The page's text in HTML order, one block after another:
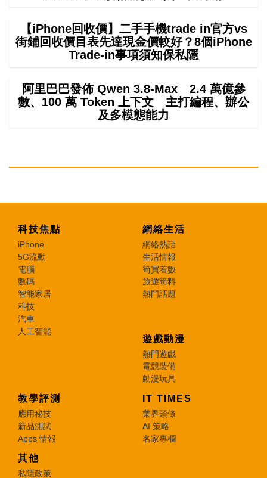
【iPhone回收價】二手手機trade in官方vs
街鋪回收價目表先達現金價較好？8個iPhone
Trade-in事項須知保私隱
阿里巴巴發佈 Qwen 3.8-Max 2.4 萬億參
數、100 萬 Token 上下文 主打編程、辦公
及多模態能力
科技焦點
iPhone
5G流動
電腦
數碼
智能家居
科技
汽車
人工智能
網絡生活
網絡熱話
生活情報
筍買着數
旅遊筍料
熱門話題
遊戲動漫
熱門遊戲
電競裝備
動漫玩具
教學評測
應用秘技
新品測試
Apps 情報
IT TIMES
業界頭條
AI 策略
名家專欄
其他
私隱政策